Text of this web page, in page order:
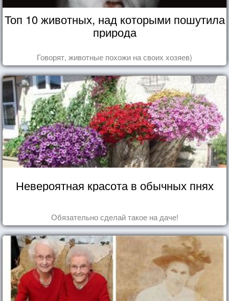
Топ 10 животных, над которыми пошутила
природа
Говорят, животные похожи на своих хозяев)
Невероятная красота в обычных пнях
Обязательно сделай такое на даче!